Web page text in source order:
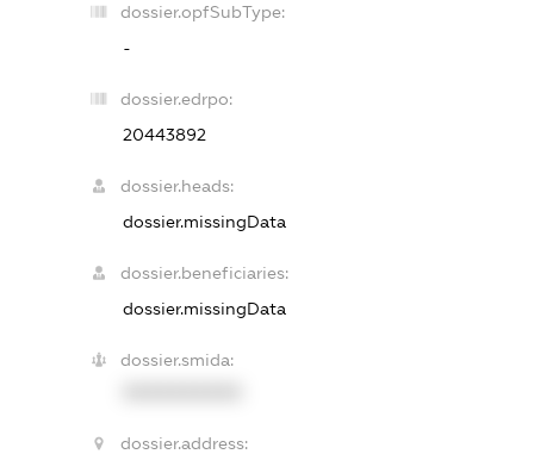
dossier.opfSubType:
-
dossier.edrpo:
20443892
dossier.heads:
dossier.missingData
dossier.beneficiaries:
dossier.missingData
dossier.smida:
dossier.address: